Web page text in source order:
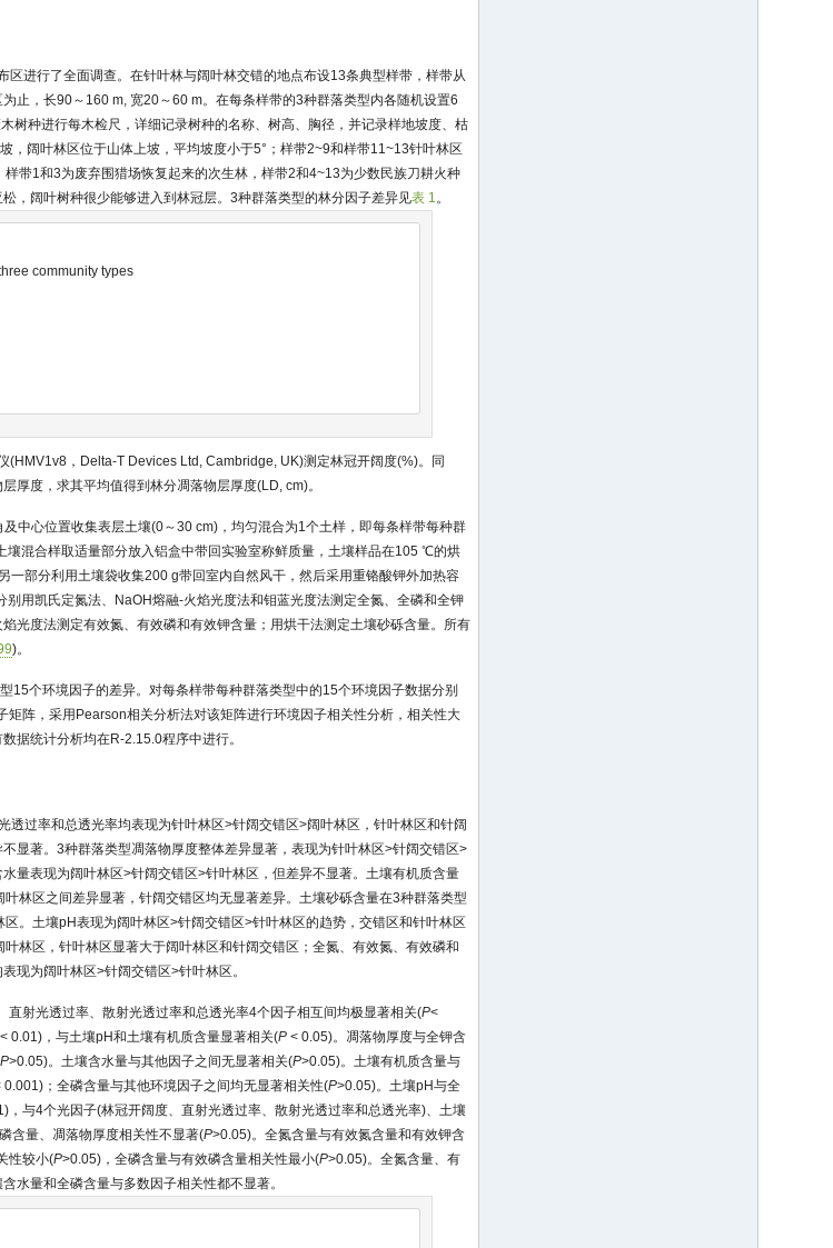
进行了全面调查。在针叶林与阔叶林交错的地点布设13条典型样带，样带从
止，长90～160 m, 宽20～60 m。在每条样带的3种群落类型内各随机设置6
树种进行每木检尺，详细记录树种的名称、树高、胸径，并记录样地坡度、枯
，阔叶林区位于山体上坡，平均坡度小于5°；样带2~9和样带11~13针叶林区
带1和3为废弃围猎场恢复起来的次生林，样带2和4~13为少数民族刀耕火种
，阔叶树种很少能够进入到林冠层。3种群落类型的林分因子差异见表 1。
community types
(HMV1v8，Delta-T Devices Ltd, Cambridge, UK)测定林冠开阔度(%)。同
厚度，求其平均值得到林分凋落物层厚度(LD, cm)。
中心位置收集表层土壤(0～30 cm)，均匀混合为1个土样，即每条样带每种群
混合样取适量部分放入铝盒中带回实验室称鲜质量，土壤样品在105 ℃的烘
一部分利用土壤袋收集200 g带回室内自然风干，然后采用重铬酸钾外加热容
用凯氏定氮法、NaOH熔融-火焰光度法和钼蓝光度法测定全氮、全磷和全钾
光度法测定有效氮、有效磷和有效钾含量；用烘干法测定土壤砂砾含量。所有
)。
15个环境因子的差异。对每条样带每种群落类型中的15个环境因子数据分别
阵，采用Pearson相关分析法对该矩阵进行环境因子相关性分析，相关性大
据统计分析均在R-2.15.0程序中进行。
透过率和总透光率均表现为针叶林区>针阔交错区>阔叶林区，针叶林区和针阔
显著。3种群落类型凋落物厚度整体差异显著，表现为针叶林区>针阔交错区>
量表现为阔叶林区>针阔交错区>针叶林区，但差异不显著。土壤有机质含量
林区之间差异显著，针阔交错区均无显著差异。土壤砂砾含量在3种群落类型
。土壤pH表现为阔叶林区>针阔交错区>针叶林区的趋势，交错区和针叶林区
林区，针叶林区显著大于阔叶林区和针阔交错区；全氮、有效氮、有效磷和
现为阔叶林区>针阔交错区>针叶林区。
直射光透过率、散射光透过率和总透光率4个因子相互间均极显著相关(P<
< 0.01)，与土壤pH和土壤有机质含量显著相关(P < 0.05)。凋落物厚度与全钾含
P>0.05)。土壤含水量与其他因子之间无显著相关(P>0.05)。土壤有机质含量与
0.001)；全磷含量与其他环境因子之间均无显著相关性(P>0.05)。土壤pH与全
，与4个光因子(林冠开阔度、直射光透过率、散射光透过率和总透光率)、土壤
含量、凋落物厚度相关性不显著(P>0.05)。全氮含量与有效氮含量和有效钾含
性较小(P>0.05)，全磷含量与有效磷含量相关性最小(P>0.05)。全氮含量、有
水量和全磷含量与多数因子相关性都不显著。